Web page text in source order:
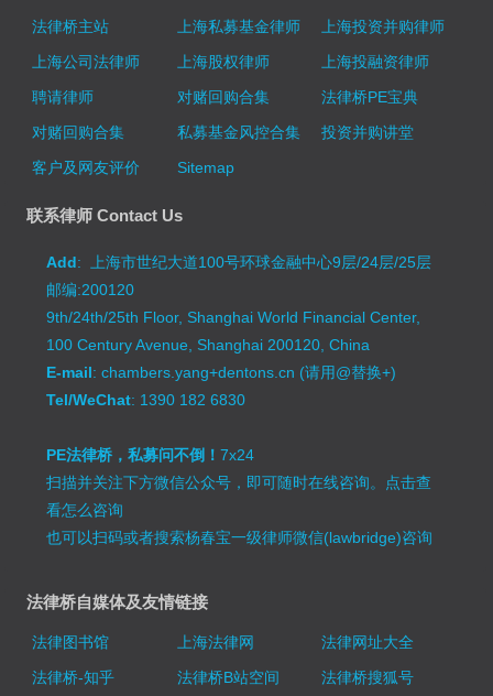
法律桥主站
上海私募基金律师
上海投资并购律师
上海公司法律师
上海股权律师
上海投融资律师
聘请律师
对赌回购合集
法律桥PE宝典
对赌回购合集
私募基金风控合集
投资并购讲堂
客户及网友评价
Sitemap
联系律师 Contact Us
Add: 上海市世纪大道100号环球金融中心9层/24层/25层
邮编:200120
9th/24th/25th Floor, Shanghai World Financial Center,
100 Century Avenue, Shanghai 200120, China
E-mail: chambers.yang+dentons.cn (请用@替换+)
Tel/WeChat: 1390 182 6830
PE法律桥，私募问不倒！7x24
扫描并关注下方微信公众号，即可随时在线咨询。 点击查
看怎么咨询
也可以扫码或者搜索杨春宝一级律师微信(lawbridge)咨询
法律桥自媒体及友情链接
法律图书馆 上海法律网
法律网址大全
法律桥-知乎
法律桥B站空间
法律桥搜狐号